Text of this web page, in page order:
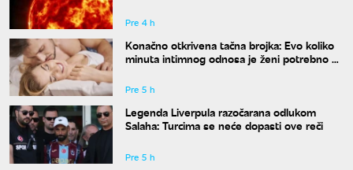
Pre 4 h
Konačno otkrivena tačna brojka: Evo koliko
minuta intimnog odnosa je ženi potrebno da
Pre 5 h
Legenda Liverpula razočarana odlukom
Salaha: Turcima se neće dopasti ove reči
Pre 5 h